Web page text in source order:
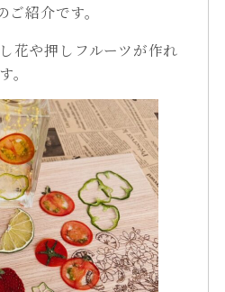
紹介です。
花や押しフルーツが作れ
。